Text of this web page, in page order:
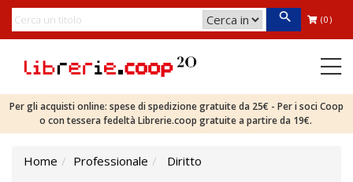
(0)
Per gli acquisti online: spese di spedizione gratuite da 25€ - Per i soci Coop
o con tessera fedeltà Librerie.coop gratuite a partire da 19€.
Home Professionale
Diritto